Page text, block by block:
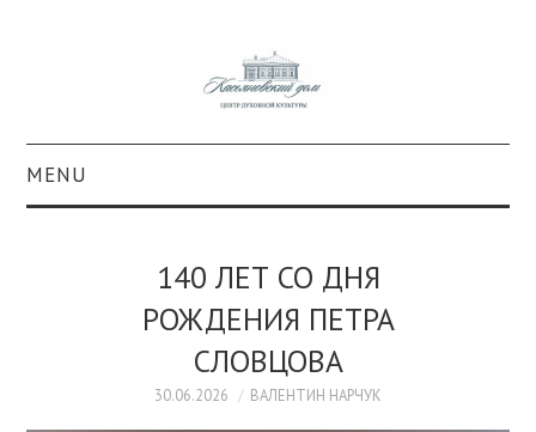
MENU
КОЛЛЕКЦИИ140 ЛЕТ СО ДНЯ
РОЖДЕНИЯ ПЕТРА
СЛОВЦОВА
30.06.2026 ВАЛЕНТИН НАРЧУК